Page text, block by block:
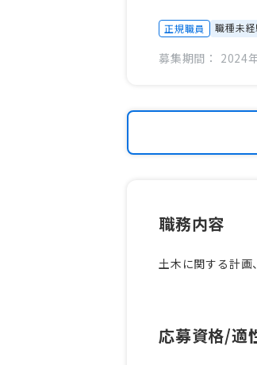
正規職員 職種未
募集期間： 2024
職務内容
土木に関する計
応募資格/適